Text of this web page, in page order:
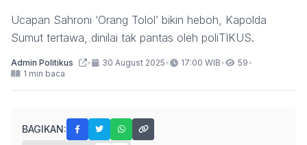
Ucapan Sahroni ‘Orang Tolol’ bikin heboh, Kapolda
Sumut tertawa, dinilai tak pantas oleh poliTIKUS.
Admin Politikus • 30 August 2025• 17:00 WIB• 59•
1 min baca
BAGIKAN: